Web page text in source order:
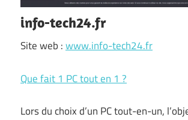
info-tech24.fr
Site web :www.info-tech24.fr
Que fait 1 PC tout en 1 ?
Lors du choix d’un PC tout-en-un,